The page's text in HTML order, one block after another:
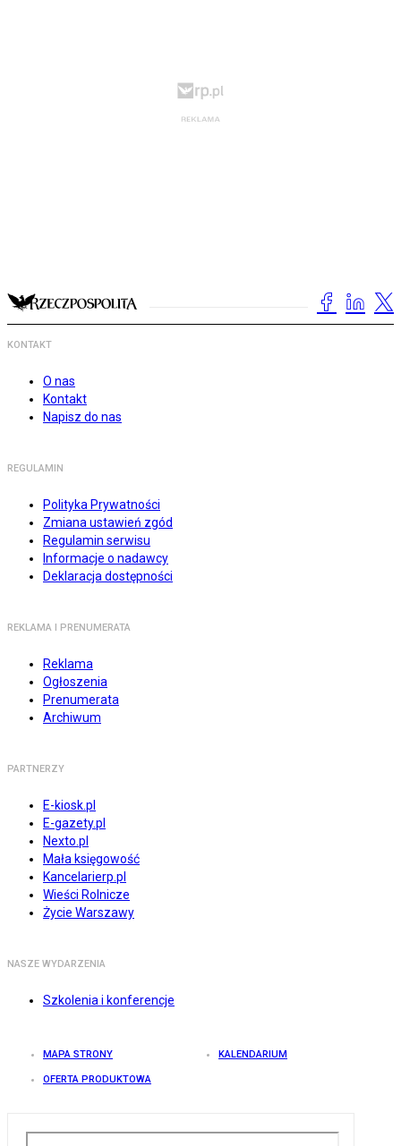
KONTAKT
O nas
Kontakt
Napisz do nas
REGULAMIN
Polityka Prywatności
Zmiana ustawień zgód
Regulamin serwisu
Informacje o nadawcy
Deklaracja dostępności
REKLAMA I PRENUMERATA
Reklama
Ogłoszenia
Prenumerata
Archiwum
PARTNERZY
E-kiosk.pl
E-gazety.pl
Nexto.pl
Mała księgowość
Kancelarierp.pl
Wieści Rolnicze
Życie Warszawy
NASZE WYDARZENIA
Szkolenia i konferencje
MAPA STRONY KALENDARIUM
OFERTA PRODUKTOWA